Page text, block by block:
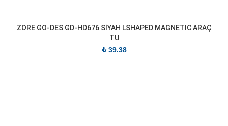
ZORE GO-DES GD-HD676 SİYAH LSHAPED MAGNETIC ARAÇ
TU
₺39.38